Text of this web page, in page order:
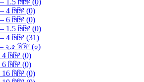
4 মিমি² (0)
6 মিমি² (0)
1.5 মিমি² (0)
4 মিমি² (31)
২.৫ মিমি² (০)
মিমি² (0)
মিমি² (0)
মিমি² (0)